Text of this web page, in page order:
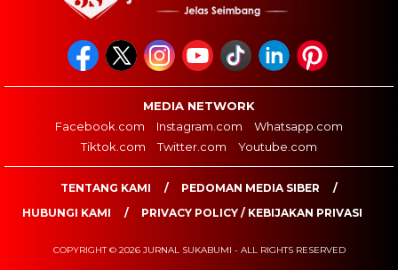
MEDIA NETWORK
Facebook.com
Instagram.com
Whatsapp.com
Tiktok.com
Twitter.com Youtube.com
TENTANG KAMI
PEDOMAN MEDIA SIBER
HUBUNGI KAMI
PRIVACY POLICY / KEBIJAKAN PRIVASI
COPYRIGHT © 2026 JURNAL SUKABUMI - ALL RIGHTS RESERVED